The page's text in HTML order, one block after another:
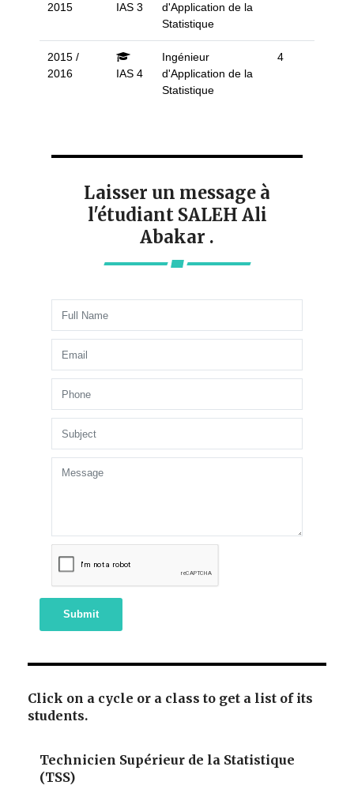
2015
IAS 3
d'Application de la
Statistique
2015 /
2016
IAS 4
Ingénieur
d'Application de la
Statistique
4
Laisser un message à
l'étudiant SALEH Ali
Abakar .
Submit
Click on a cycle or a class to get a list of its
students.
Technicien Supérieur de la Statistique
(TSS)